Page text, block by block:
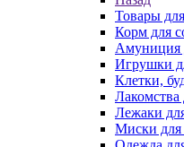
Товары
Корм для
Амуниция
Игрушки
Клетки,
Лакомства
Лежаки
Миски для